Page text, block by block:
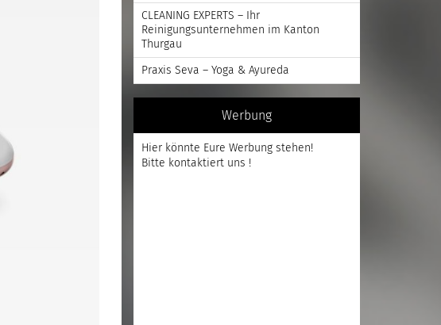
CLEANING EXPERTS – Ihr
Reinigungsunternehmen im Kanton
Thurgau
Praxis Seva – Yoga & Ayureda
Werbung
Hier könnte Eure Werbung stehen!
Bitte kontaktiert uns !